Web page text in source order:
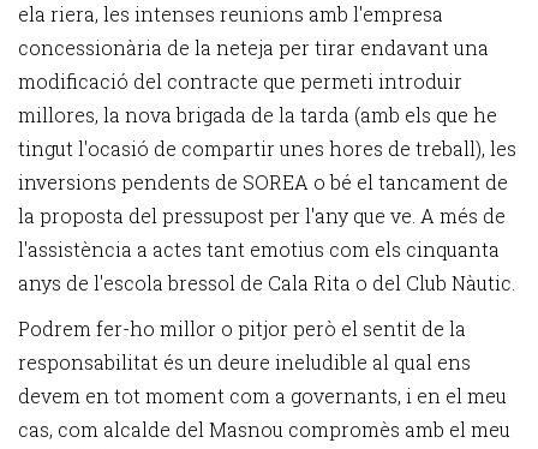
ela riera, les intenses reunions amb l'empresa
concessionària de la neteja per tirar endavant una
modificació del contracte que permeti introduir
millores, la nova brigada de la tarda (amb els que he
tingut l'ocasió de compartir unes hores de treball), les
inversions pendents de SOREA o bé el tancament de
la proposta del pressupost per l'any que ve. A més de
l'assistència a actes tant emotius com els cinquanta
anys de l'escola bressol de Cala Rita o del Club Nàutic.
Podrem fer-ho millor o pitjor però el sentit de la
responsabilitat és un deure ineludible al qual ens
devem en tot moment com a governants, i en el meu
cas, com alcalde del Masnou compromès amb el meu